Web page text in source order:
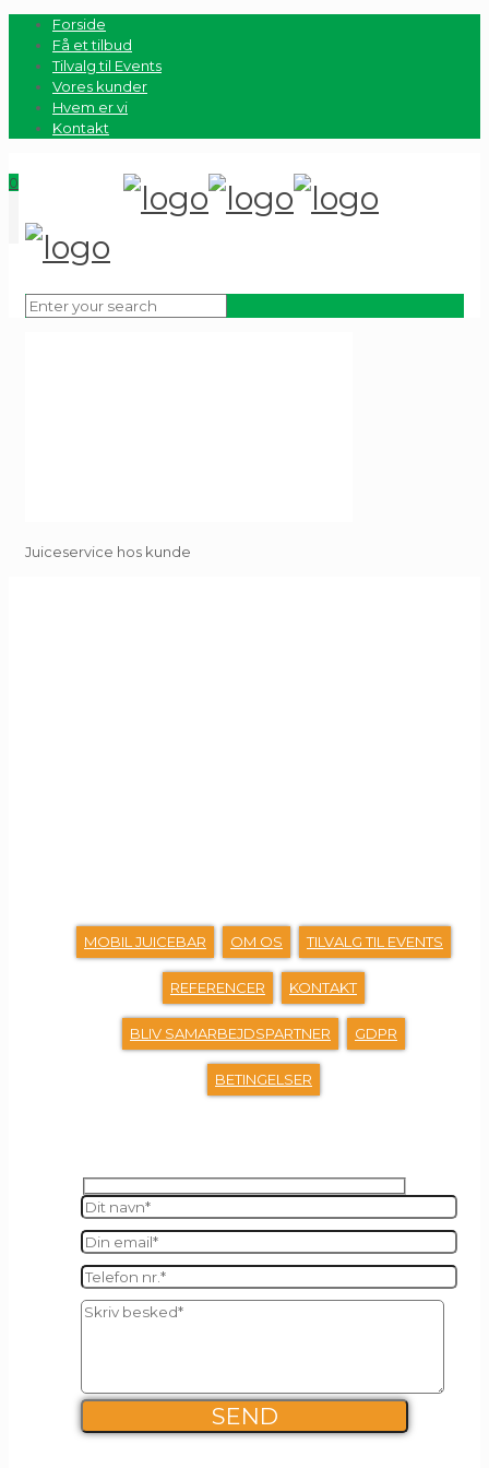
Forside
Få et tilbud
Tilvalg til Events
Vores kunder
Hvem er vi
Kontakt
0
Juiceservice hos kunde
MOBIL JUICEBAR OM OS TILVALG TIL EVENTS
REFERENCER KONTAKT
BLIV SAMARBEJDSPARTNER GDPR
BETINGELSER